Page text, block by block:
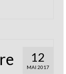
12
MAI 2017